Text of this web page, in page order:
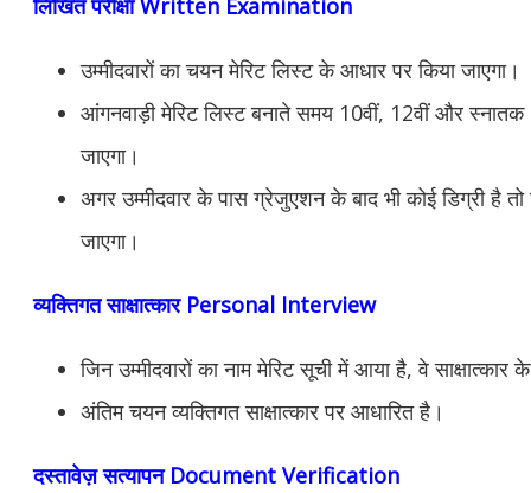
उम्मीदवारों का चयन मेरिट लिस्ट के आधार पर किया जाएगा।
आंगनवाड़ी मेरिट लिस्ट बनाते समय 10वीं, 12वीं और
जाएगा।
अगर उम्मीदवार के पास ग्रेजुएशन के बाद भी कोई डिग्री है
जाएगा।
व्यक्तिगत साक्षात्कार Personal Interview
जिन उम्मीदवारों का नाम मेरिट सूची में आया है, वे
अंतिम चयन व्यक्तिगत साक्षात्कार पर आधारित है।
दस्तावेज़ सत्यापन Document Verification